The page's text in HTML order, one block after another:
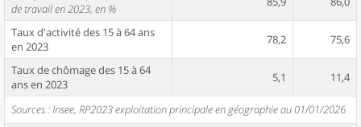
de travail en 2023, en %
Taux d'activité des 15 à 64 ans
en 2023
78,2 75,6
Taux de chômage des 15 à 64
ans en 2023
5,1 11,4
Sources : Insee, RP2023 exploitation principale en géographie au 01/01/2026